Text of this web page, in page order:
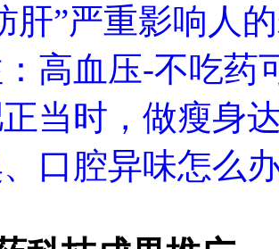
肝”严重影响人
高血压-不吃药
当时，做瘦身
口腔异味怎么